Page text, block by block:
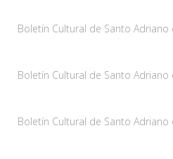
Boletín Cultural de Santo
Boletín Cultural de Santo
Boletín Cultural de Santo